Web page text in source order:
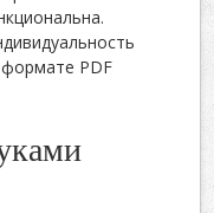
PDF